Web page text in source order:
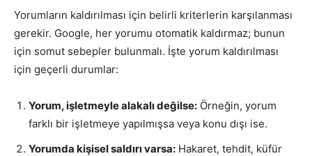
Yorumların kaldırılması için belirli kriterlerin karşılanması
gerekir. Google, her yorumu otomatik kaldırmaz; bunun
için somut sebepler bulunmalı. İşte yorum kaldırılması
için geçerli durumlar:
Yorum, işletmeyle alakalı değilse: Örneğin, yorum
farklı bir işletmeye yapılmışsa veya konu dışı ise.
Yorumda kişisel saldırı varsa: Hakaret, tehdit, küfür